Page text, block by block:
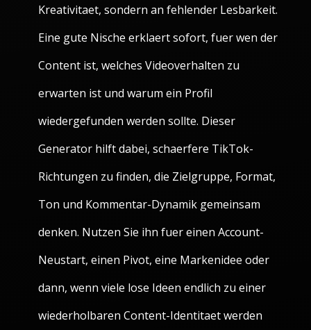
Kreativitaet, sondern an fehlender Lesbarkeit.
Eine gute Nische erklaert sofort, fuer wen der
Content ist, welches Videoverhalten zu
erwarten ist und warum ein Profil
wiedergefunden werden sollte. Dieser
Generator hilft dabei, schaerfere TikTok-
Richtungen zu finden, die Zielgruppe, Format,
Ton und Kommentar-Dynamik gemeinsam
denken. Nutzen Sie ihn fuer einen Account-
Neustart, einen Pivot, eine Markenidee oder
dann, wenn viele lose Ideen endlich zu einer
wiederholbaren Content-Identitaet werden